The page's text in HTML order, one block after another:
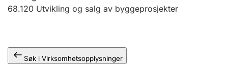
68.120 Utvikling og salg av byggeprosjekter
Søk i Virksomhetsopplysninger